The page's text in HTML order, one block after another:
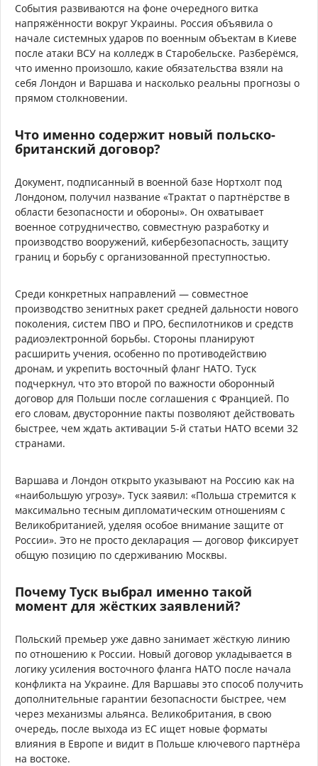
События развиваются на фоне очередного витка
напряжённости вокруг Украины. Россия объявила о
начале системных ударов по военным объектам в Киеве
после атаки ВСУ на колледж в Старобельске. Разберёмся,
что именно произошло, какие обязательства взяли на
себя Лондон и Варшава и насколько реальны прогнозы о
прямом столкновении.
Что именно содержит новый польско-
британский договор?
Документ, подписанный в военной базе Нортхолт под
Лондоном, получил название «Трактат о партнёрстве в
области безопасности и обороны». Он охватывает
военное сотрудничество, совместную разработку и
производство вооружений, кибербезопасность, защиту
границ и борьбу с организованной преступностью.
Среди конкретных направлений — совместное
производство зенитных ракет средней дальности нового
поколения, систем ПВО и ПРО, беспилотников и средств
радиоэлектронной борьбы. Стороны планируют
расширить учения, особенно по противодействию
дронам, и укрепить восточный фланг НАТО. Туск
подчеркнул, что это второй по важности оборонный
договор для Польши после соглашения с Францией. По
его словам, двусторонние пакты позволяют действовать
быстрее, чем ждать активации 5-й статьи НАТО всеми 32
странами.
Варшава и Лондон открыто указывают на Россию как на
«наибольшую угрозу». Туск заявил: «Польша стремится к
максимально тесным дипломатическим отношениям с
Великобританией, уделяя особое внимание защите от
России». Это не просто декларация — договор фиксирует
общую позицию по сдерживанию Москвы.
Почему Туск выбрал именно такой
момент для жёстких заявлений?
Польский премьер уже давно занимает жёсткую линию
по отношению к России. Новый договор укладывается в
логику усиления восточного фланга НАТО после начала
конфликта на Украине. Для Варшавы это способ получить
дополнительные гарантии безопасности быстрее, чем
через механизмы альянса. Великобритания, в свою
очередь, после выхода из ЕС ищет новые форматы
влияния в Европе и видит в Польше ключевого партнёра
на востоке.